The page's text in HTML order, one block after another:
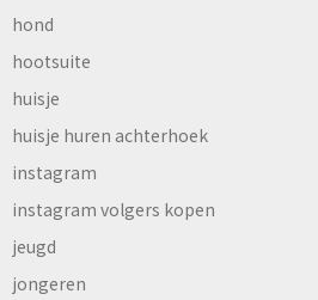
hond
hootsuite
huisje
huisje huren achterhoek
instagram
instagram volgers kopen
jeugd
jongeren